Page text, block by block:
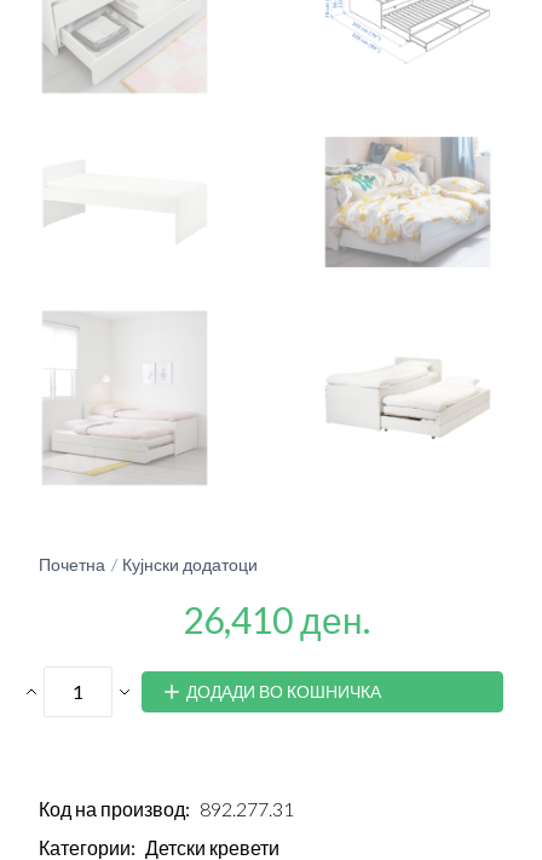
Почетна Кујнски додатоци
26,410 ден.
ДОДАДИ ВО КОШНИЧКА
Код на производ: 892.277.31
Категории: Детски кревети